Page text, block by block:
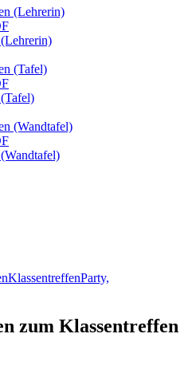
KlassentreffenParty,
zum Klassentreffen